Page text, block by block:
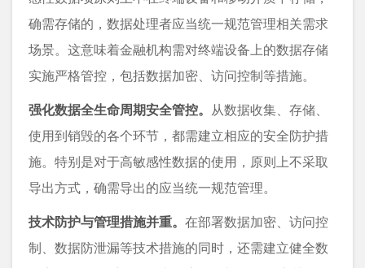
确需存储的，数据处理者应当统一规范管理相关需求
场景。这意味着金融机构需对终端设备上的数据存储
实施严格管控，包括数据加密、访问控制等措施。
强化数据全生命周期安全管控。 从数据收集、存储、
使用到销毁的各个环节，都需建立相应的安全防护措
施。特别是对于高敏感性数据的使用，原则上不采取
导出方式，确需导出的应当统一规范管理。
技术防护与管理措施并重。 在部署数据加密、访问控
制、数据防泄漏等技术措施的同时，还需建立健全数